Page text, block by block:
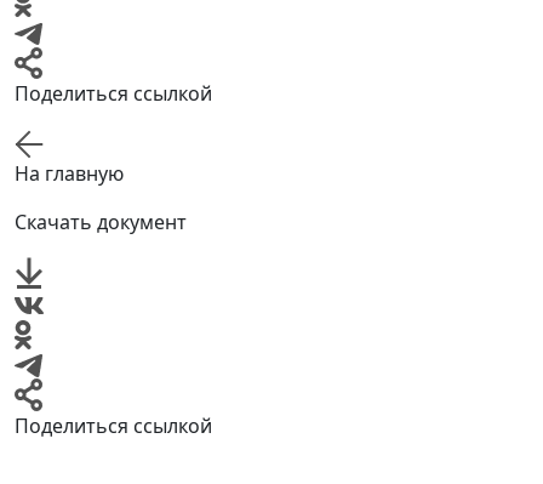
Поделиться ссылкой
На главную
Скачать документ
Поделиться ссылкой